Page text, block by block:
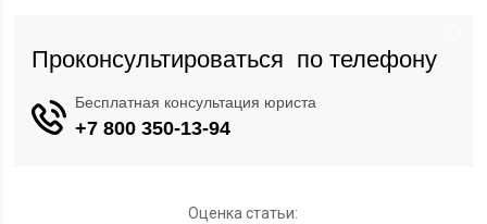
Оценка статьи: